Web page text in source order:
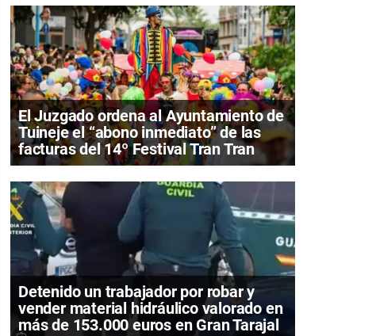
El Juzgado ordena al Ayuntamiento de
Tuineje el “abono inmediato” de las
facturas del 14º Festival Tran Tran
Detenido un trabajador por robar y
vender material hidráulico valorado en
más de 153.000 euros en Gran Tarajal